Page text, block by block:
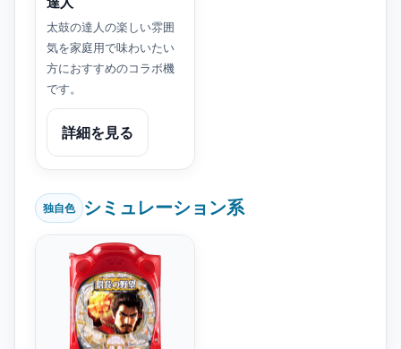
太鼓の達人の楽しい雰囲
気を家庭用で味わいたい
方におすすめのコラボ機
です。
詳細を見る
独自色 シミュレーション系